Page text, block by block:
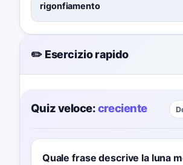
rigonfiamento
✏️ Esercizio rapido
Quiz veloce:creciente
Quale frase descrive la luna